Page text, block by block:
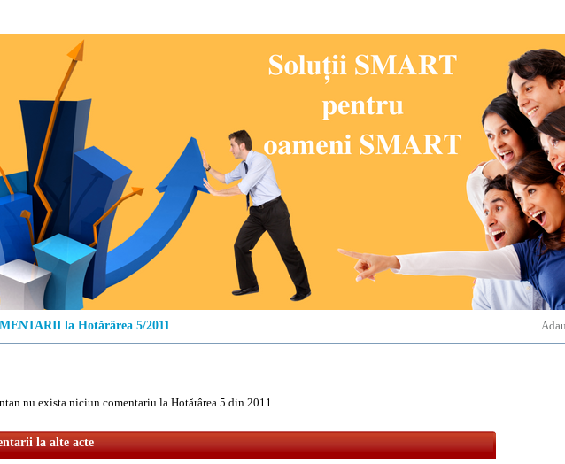
la Hotărârea 5/2011
nu exista niciun comentariu la Hotărârea 5 din 2011
la alte acte